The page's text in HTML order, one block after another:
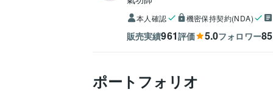
本人確認 機密保持契約(NDA)
販売実績961評価 5.0フォロワー85
ポートフォリオ